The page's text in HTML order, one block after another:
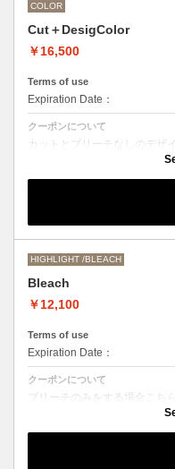
COLOR
Cut＋DesigColor
￥16,500
Terms of use
Expiration Date：
クーポンについて
カットとブリーチなしのデザ
デザインによって施術時間、
M ¥＋1100 L¥＋1650 LL¥＋
HIGHLIGHT /BLEACH
Bleach
￥12,100
Terms of use
Expiration Date：
クーポンについて
ブリーチのみをする場合こち
別途シャンプーブロー代￥
●ご希望の色やデザインによ
●髪の長さにより別途ロング